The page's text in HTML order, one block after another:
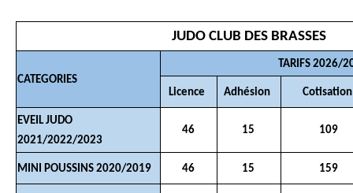
JUDO CLUB DES BRASSES
CATEGORIES
TARIFS 2026/
Licence Adhésion
EVEIL JUDO
2021/2022/2023
46 15 109
MINI POUSSINS 2020/2019 46 15 159